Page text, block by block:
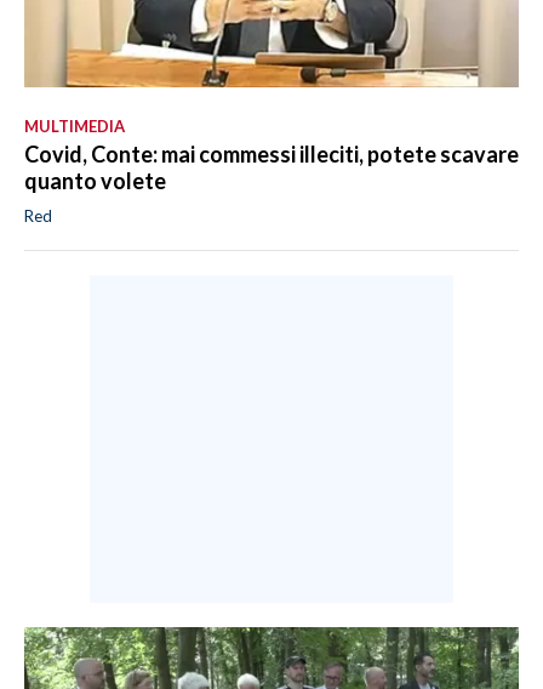
MULTIMEDIA
Covid, Conte: mai commessi illeciti, potete scavare
quanto volete
Red